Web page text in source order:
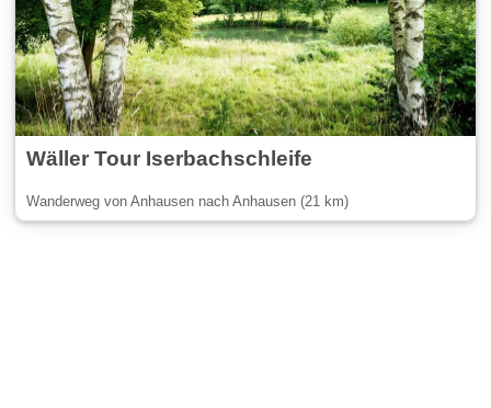
Wäller Tour Iserbachschleife
Wanderweg von Anhausen nach Anhausen (21 km)